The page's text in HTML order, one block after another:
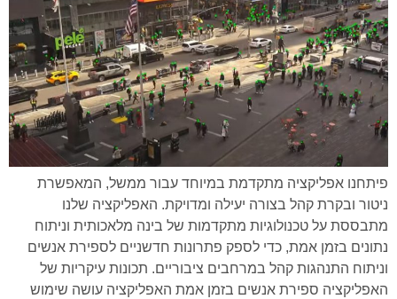
פיתחנו אפליקציה מתקדמת במיוחד עבור ממשל, המאפשרת
ניטור ובקרת קהל בצורה יעילה ומדויקת. האפליקציה שלנו
מתבססת על טכנולוגיות מתקדמות של בינה מלאכותית וניתוח
נתונים בזמן אמת, כדי לספק פתרונות חדשניים לספירת אנשים
וניתוח התנהגות קהל במרחבים ציבוריים. תכונות עיקריות של
האפליקציה ספירת אנשים בזמן אמת האפליקציה עושה שימוש